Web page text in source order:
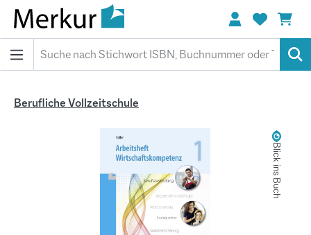
springen
Berufliche Vollzeitschule
Blick ins Buch
Bildergalerie überspringen